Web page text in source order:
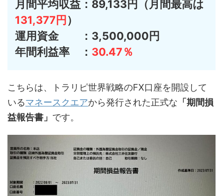
月間平均収益：89,133円（月間最高は
131,377円 ）
運用資金 ：3,500,000円
年間利益率 ： 30.47％
こちらは、トラリピ世界戦略のFX口座を開設して
いるマネースクエアから発行された正式な 「期間損
益報告書」 です。